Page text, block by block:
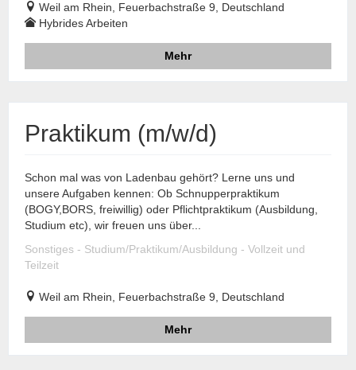
Weil am Rhein, Feuerbachstraße 9, Deutschland
Hybrides Arbeiten
Mehr
Praktikum (m/w/d)
Schon mal was von Ladenbau gehört? Lerne uns und
unsere Aufgaben kennen: Ob Schnupperpraktikum
(BOGY,BORS, freiwillig) oder Pflichtpraktikum (Ausbildung,
Studium etc), wir freuen uns über...
Sonstiges - Studium/Praktikum/Ausbildung - Vollzeit und
Teilzeit
Weil am Rhein, Feuerbachstraße 9, Deutschland
Mehr